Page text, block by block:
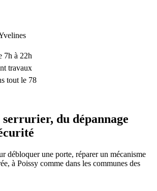
7h à 22h
travaux
tout le 78
du dépannage
débloquer une porte, réparer un mécanisme
à Poissy comme dans les communes des